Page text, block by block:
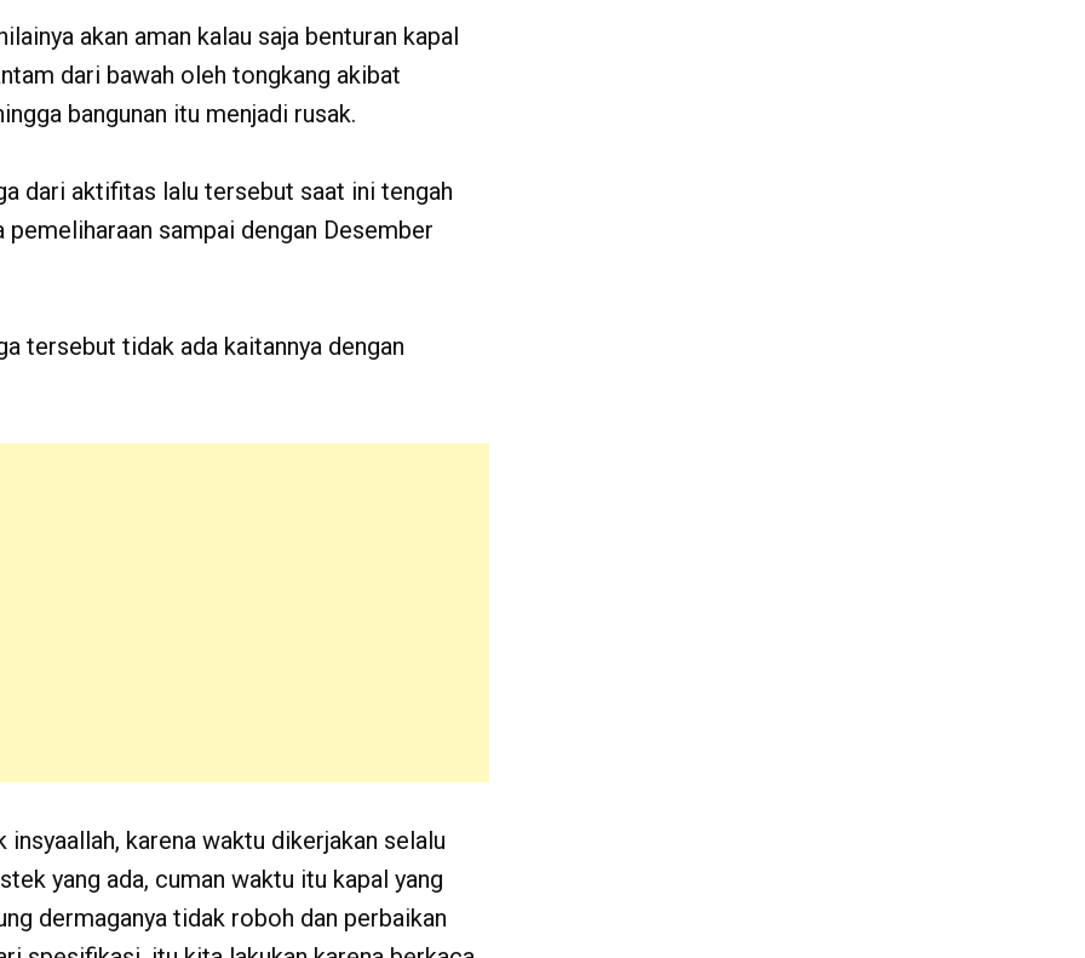
akan aman kalau saja benturan kapal
dari bawah oleh tongkang akibat
bangunan itu menjadi rusak.
dari aktifitas lalu tersebut saat ini tengah
sampai dengan Desember
tersebut tidak ada kaitannya dengan
karena waktu dikerjakan selalu
yang ada, cuman waktu itu kapal yang
dermaganya tidak roboh dan perbaikan